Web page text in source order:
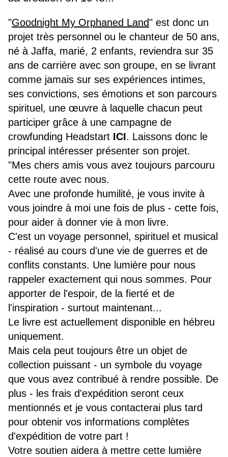
"Goodnight My Orphaned Land" est donc un
projet très personnel ou le chanteur de 50 ans,
né à Jaffa, marié, 2 enfants, reviendra sur 35
ans de carrière avec son groupe, en se livrant
comme jamais sur ses expériences intimes,
ses convictions, ses émotions et son parcours
spirituel, une œuvre à laquelle chacun peut
participer grâce à une campagne de
crowfunding Headstart ICI. Laissons donc le
principal intéresser présenter son projet.
"Mes chers amis vous avez toujours parcouru
cette route avec nous.
Avec une profonde humilité, je vous invite à
vous joindre à moi une fois de plus - cette fois,
pour aider à donner vie à mon livre.
C'est un voyage personnel, spirituel et musical
- réalisé au cours d'une vie de guerres et de
conflits constants. Une lumière pour nous
rappeler exactement qui nous sommes. Pour
apporter de l'espoir, de la fierté et de
l'inspiration - surtout maintenant...
Le livre est actuellement disponible en hébreu
uniquement.
Mais cela peut toujours être un objet de
collection puissant - un symbole du voyage
que vous avez contribué à rendre possible. De
plus - les frais d'expédition seront ceux
mentionnés et je vous contacterai plus tard
pour obtenir vos informations complètes
d'expédition de votre part !
Votre soutien aidera à mettre cette lumière